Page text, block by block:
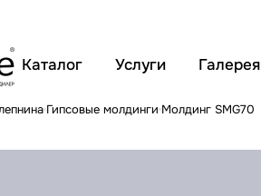
Каталог Услуги Галерея
Гипсовые молдинги Молдинг SMG70